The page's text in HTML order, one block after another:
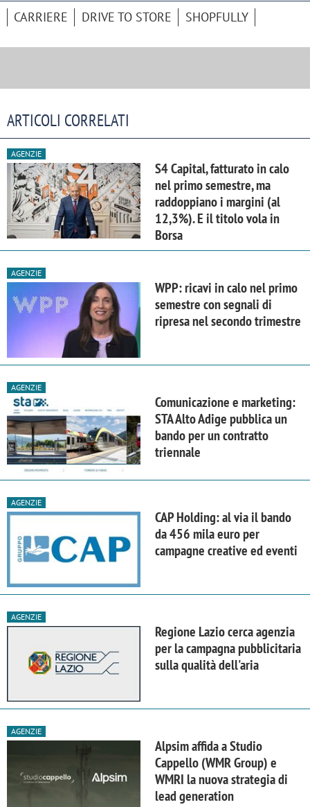
CARRIERE DRIVE TO STORE SHOPFULLY
ARTICOLI CORRELATI
AGENZIE
S4 Capital, fatturato in calo
nel primo semestre, ma
raddoppiano i margini (al
12,3%). E il titolo vola in
Borsa
AGENZIE
WPP: ricavi in calo nel primo
semestre con segnali di
ripresa nel secondo trimestre
AGENZIE
Comunicazione e marketing:
STA Alto Adige pubblica un
bando per un contratto
triennale
AGENZIE
CAP Holding: al via il bando
da 456 mila euro per
campagne creative ed eventi
AGENZIE
Regione Lazio cerca agenzia
per la campagna pubblicitaria
sulla qualità dell'aria
AGENZIE
Alpsim affida a Studio
Cappello (WMR Group) e
WMRI la nuova strategia di
lead generation